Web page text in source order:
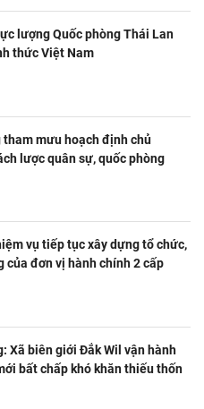
lượng Quốc phòng Thái Lan
thức Việt Nam
tham mưu hoạch định chủ
lược quân sự, quốc phòng
vụ tiếp tục xây dựng tổ chức,
của đơn vị hành chính 2 cấp
Xã biên giới Đắk Wil vận hành
bất chấp khó khăn thiếu thốn